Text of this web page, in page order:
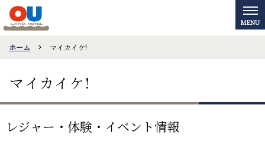
ホーム マイカイケ!
マイカイケ!
レジャー・体験・イベント情報